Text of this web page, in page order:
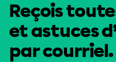
Reçois
et astuces
par courriel.